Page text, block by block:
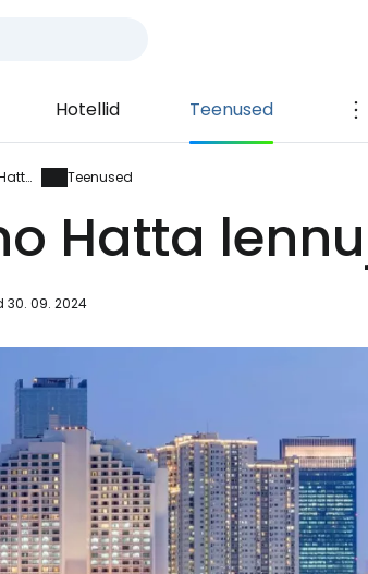
Hotellid Teenused
Jakarta Soekarno Hatta Teenused
Hatta
09. 2024